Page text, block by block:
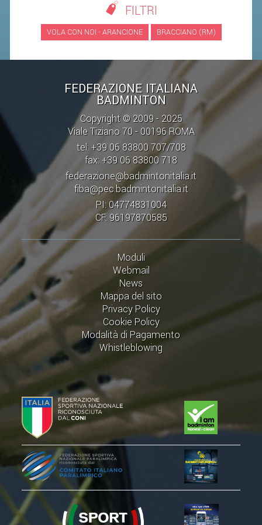
FILTRI
VOLA CON NOI - ARANCIONE BRACCIANO (RM)
FEDERAZIONE ITALIANA
BADMINTON
Copyright © 2009 - 2025
Viale Tiziano 70 - 00196 ROMA
tel: +39 06 83800 707/708
fax: +39 06 83800 718
federazione@badmintonitalia.it
fiba@pec.badmintonitalia.it
PI: 04774831004
CF: 96197870585
Moduli
Webmail
News
Mappa del sito
Privacy Policy
Cookie Policy
Modalità di Pagamento
Whistleblowing
STAFF TECNICO
ATLETI D'INTERESSE NAZIONALE
SCHEDE ATLETI
VOLA CON NOI
CENTRI TECNICI TERRITORIALI
COMMISSIONE ATLETI
TESSERAMENTO
AFFILIAZIONE E TESSERAMENTO
QUOTE E TASSE
CONVENZIONI
ACCEDI AL TESSERAMENTO ON
LINE
ASSICURAZIONE
MODULI
AFFILIARE UN ESD
GARE ED EVENTI
CALENDARIO
COMUNICATI
ALBO D'ORO CAMPIONATI ITALIANI
CAMPIONATI A SQUADRE
EVENTI INTERNAZIONALI
CLASSIFICHE NAZIONALI